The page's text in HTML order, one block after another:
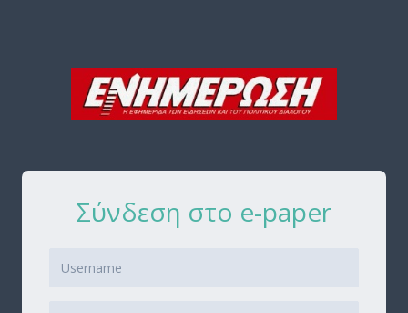
Σύνδεση στο e-paper